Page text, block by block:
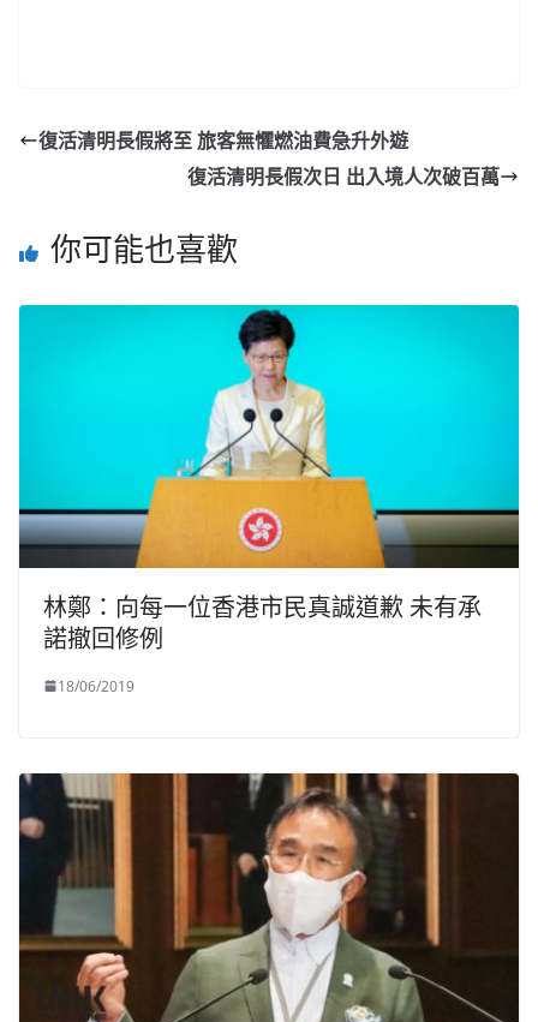
復活清明長假將至 旅客無懼燃油費急升外遊
復活清明長假次日 出入境人次破百萬
你可能也喜歡
林鄭：向每一位香港市民真誠道歉 未有承
諾撤回修例
18/06/2019